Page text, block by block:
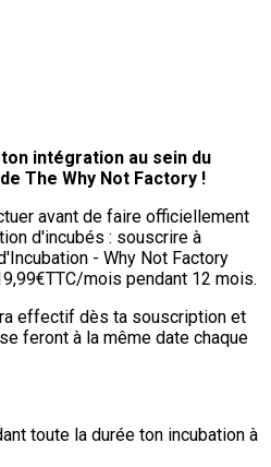
intégration au sein du
The Why Not Factory !
avant de faire officiellement
d'incubés : souscrire à
- Why Not Factory
mois pendant 12 mois.
effectif dès ta souscription et
feront à la même date chaque
toute la durée ton incubation à